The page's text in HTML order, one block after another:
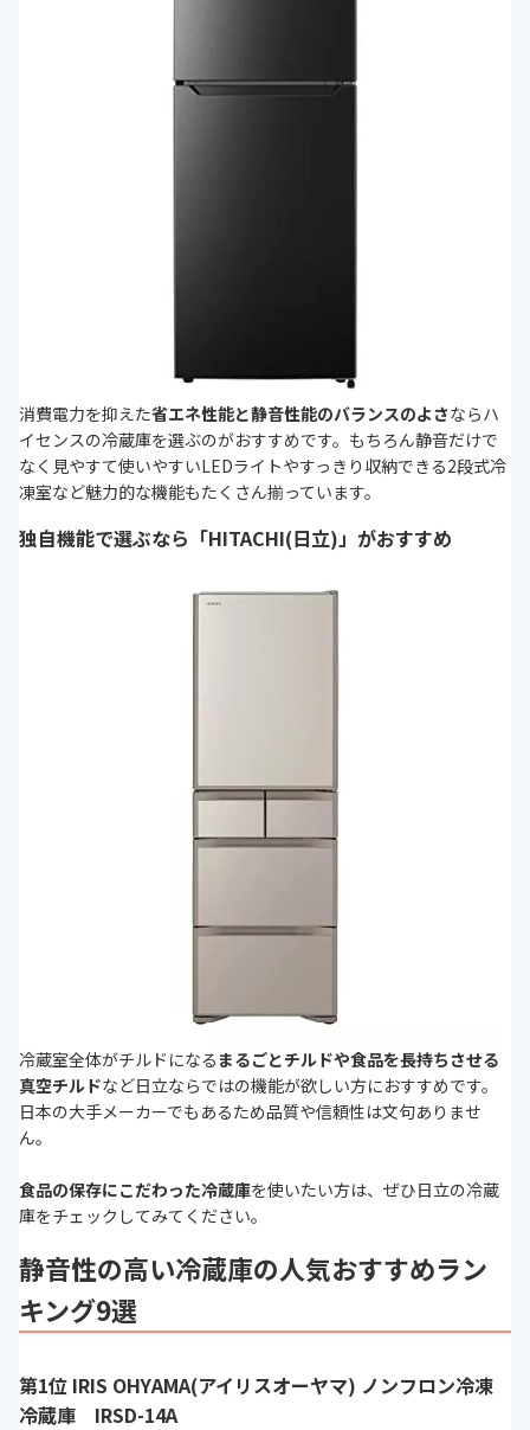
消費電力を抑えた省エネ性能と静音性能のバランスのよさならハ
イセンスの冷蔵庫を選ぶのがおすすめです。もちろん静音だけで
なく見やすて使いやすいLEDライトやすっきり収納できる2段式冷
凍室など魅力的な機能もたくさん揃っています。
独自機能で選ぶなら「HITACHI(日立)」がおすすめ
冷蔵室全体がチルドになる まるごとチルドや食品を長持ちさせる
真空チルドなど日立ならではの機能が欲しい方におすすめです。
日本の大手メーカーでもあるため品質や信頼性は文句ありませ
ん。
食品の保存にこだわった冷蔵庫を使いたい方は、ぜひ日立の冷蔵
庫をチェックしてみてください。
静音性の高い冷蔵庫の人気おすすめラン
キング9選
第1位 IRIS OHYAMA(アイリスオーヤマ) ノンフロン冷凍
冷蔵庫 IRSD-14A